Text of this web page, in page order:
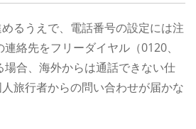
るうえで、電話番号の設定には注
連絡先をフリーダイヤル（0120、
合、海外からは通話できない仕
旅行者からの問い合わせが届かな